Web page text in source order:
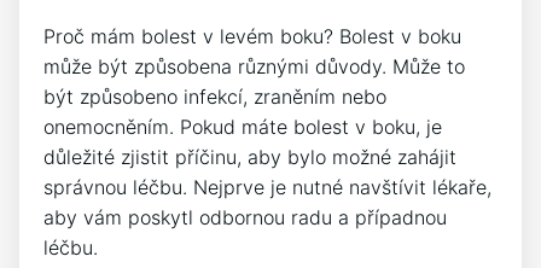
Proč mám bolest v levém boku? Bolest v boku
může být způsobena různými důvody. Může to
být způsobeno infekcí, zraněním nebo
onemocněním. Pokud máte bolest v boku, je
důležité zjistit příčinu, aby bylo možné zahájit
správnou léčbu. Nejprve je nutné navštívit lékaře,
aby vám poskytl odbornou radu a případnou
léčbu.